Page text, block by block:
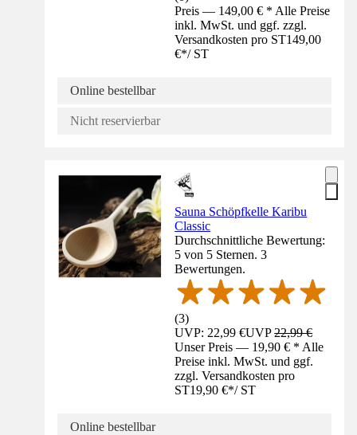
Preis — 149,00 € * Alle Preise
inkl. MwSt. und ggf. zzgl.
Versandkosten pro ST149,00
€*/ ST
Online bestellbar
Nicht reservierbar
Sauna Schöpfkelle Karibu
Classic
Durchschnittliche Bewertung:
5 von 5 Sternen. 3
Bewertungen.
(3)
UVP: 22,99 €UVP22,99 €
Unser Preis — 19,90 € * Alle
Preise inkl. MwSt. und ggf.
zzgl. Versandkosten pro
ST19,90 €*/ ST
Online bestellbar